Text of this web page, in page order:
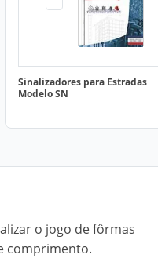
Sinalizadores para Estradas
Modelo SN
o jogo de fôrmas
comprimento.